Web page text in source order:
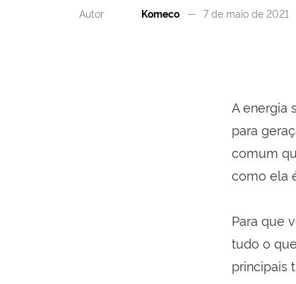
Autor Komeco 7 de maio de 2021
A energia
para
comum
como ela
Para que
tudo o
principais